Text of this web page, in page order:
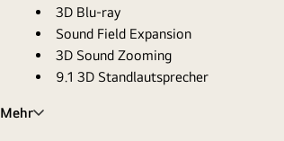
3D Blu-ray
Sound Field Expansion
3D Sound Zooming
9.1 3D Standlautsprecher
Mehr